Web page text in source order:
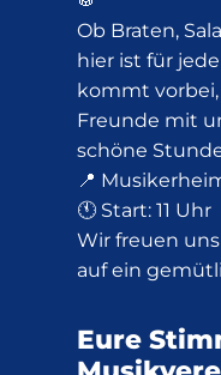
Ob Braten,
hier ist für
kommt
Freunde mit
schöne
📍
🕚 Start: 11 Uhr
Wir freuen
auf ein
Eure